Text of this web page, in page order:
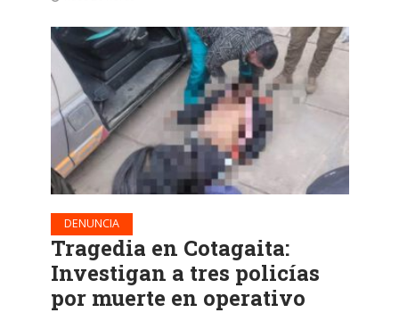
DENUNCIA
Tragedia en Cotagaita:
Investigan a tres policías
por muerte en operativo